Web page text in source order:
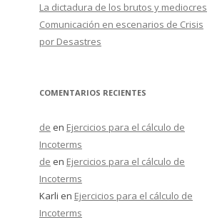
La dictadura de los brutos y mediocres
Comunicación en escenarios de Crisis
por Desastres
COMENTARIOS RECIENTES
de en Ejercicios para el cálculo de
Incoterms
de en Ejercicios para el cálculo de
Incoterms
Karli en Ejercicios para el cálculo de
Incoterms